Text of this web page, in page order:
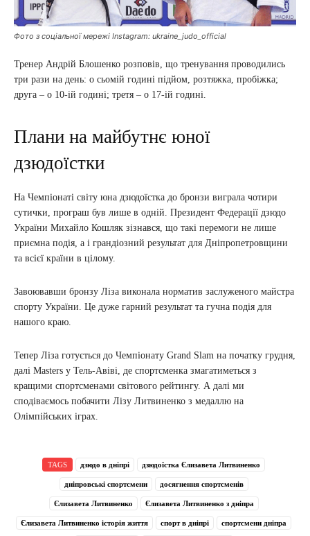
Фото з соціальної мережі Instagram: ukraine_judo_official
Тренер Андрій Блошенко розповів, що тренування проводились
три рази на день: о сьомій годині підйом, розтяжка, пробіжка;
друга – о 10-ій годині; третя – о 17-ій годині.
Плани на майбутнє юної
дзюдоїстки
На Чемпіонаті світу юна дзюдоїстка до бронзи виграла чотири
сутички, програш був лише в одній. Президент Федерації дзюдо
України Михайло Кошляк зізнався, що такі перемоги не лише
приємна подія, а і грандіозний результат для Дніпропетровщини
та всієї країни в цілому.
Завоювавши бронзу Ліза виконала норматив заслуженого майстра
спорту України. Це дуже гарний результат та гучна подія для
нашого краю.
Тепер Ліза готується до Чемпіонату Grand Slam на початку грудня,
далі Masters у Тель-Авіві, де спортсменка змагатиметься з
кращими спортсменами світового рейтингу. А далі ми
сподіваємось побачити Лізу Литвиненко з медаллю на
Олімпійських іграх.
TAGS дзюдо в дніпрі дзюдоїстка Єлизавета Литвиненко
дніпровські спортсмени досягнення спортсменів
Єлизавета Литвиненко Єлизавета Литвиненко з дніпра
Єлизавета Литвиненко історія життя спорт в дніпрі спортсмени дніпра